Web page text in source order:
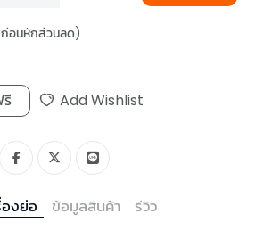
อนหักส่วนลด)
Add Wishlist
องย่อ ข้อมูลสินค้า รีวิว